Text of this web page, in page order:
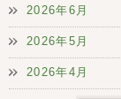
2026年6月
2026年5月
2026年4月